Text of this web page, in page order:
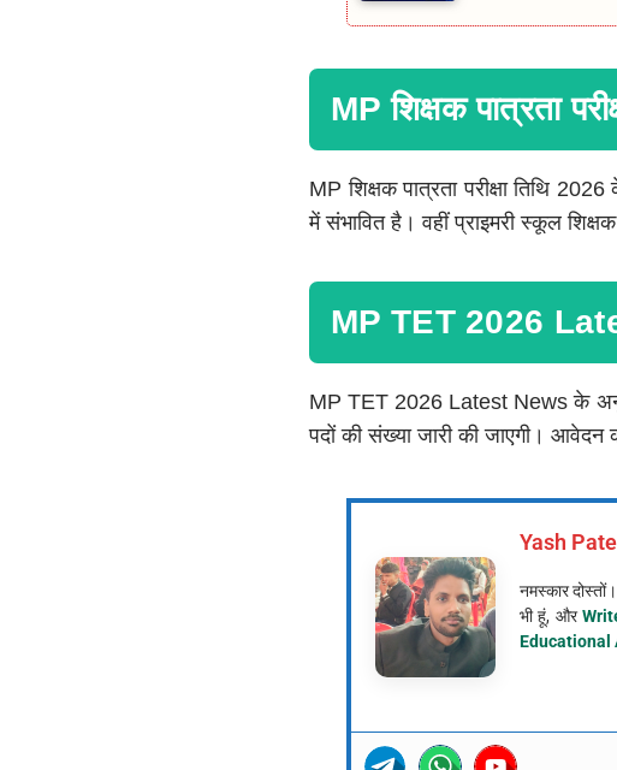
MP शिक्षक पात्रता
MP शिक्षक पात्रता परीक्षा तिथि
में संभावित है। वहीं प्राइमरी स्कूल शिक्षक
MP TET 2026
MP TET 2026 Latest News के
पदों की संख्या जारी की जाएगी।
Yash Patel
नमस्कार
भी हूं, और
Educational